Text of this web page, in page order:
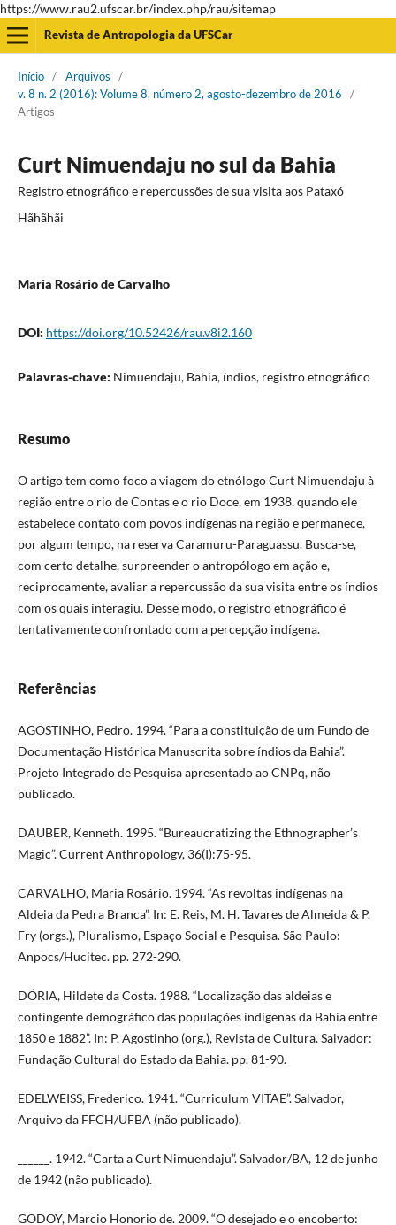
https://www.rau2.ufscar.br/index.php/rau/sitemap
Revista de Antropologia da UFSCar
Início / Arquivos
/
v. 8 n. 2 (2016): Volume 8, número 2, agosto-dezembro de 2016
/
Artigos
Curt Nimuendaju no sul da Bahia
Registro etnográfico e repercussões de sua visita aos Pataxó
Hãhãhãi
Maria Rosário de Carvalho
DOI: https://doi.org/10.52426/rau.v8i2.160
Palavras-chave: Nimuendaju, Bahia, índios, registro etnográfico
Resumo
O artigo tem como foco a viagem do etnólogo Curt Nimuendaju à
região entre o rio de Contas e o rio Doce, em 1938, quando ele
estabelece contato com povos indígenas na região e permanece,
por algum tempo, na reserva Caramuru-Paraguassu. Busca-se,
com certo detalhe, surpreender o antropólogo em ação e,
reciprocamente, avaliar a repercussão da sua visita entre os índios
com os quais interagiu. Desse modo, o registro etnográfico é
tentativamente confrontado com a percepção indígena.
Referências
AGOSTINHO, Pedro. 1994. “Para a constituição de um Fundo de
Documentação Histórica Manuscrita sobre índios da Bahia”.
Projeto Integrado de Pesquisa apresentado ao CNPq, não
publicado.
DAUBER, Kenneth. 1995. “Bureaucratizing the Ethnographer’s
Magic”. Current Anthropology, 36(I):75-95.
CARVALHO, Maria Rosário. 1994. “As revoltas indígenas na
Aldeia da Pedra Branca”. In: E. Reis, M. H. Tavares de Almeida & P.
Fry (orgs.), Pluralismo, Espaço Social e Pesquisa. São Paulo:
Anpocs/Hucitec. pp. 272-290.
DÓRIA, Hildete da Costa. 1988. “Localização das aldeias e
contingente demográfico das populações indígenas da Bahia entre
1850 e 1882”. In: P. Agostinho (org.), Revista de Cultura. Salvador:
Fundação Cultural do Estado da Bahia. pp. 81-90.
EDELWEISS, Frederico. 1941. “Curriculum VITAE”. Salvador,
Arquivo da FFCH/UFBA (não publicado).
______. 1942. “Carta a Curt Nimuendaju”. Salvador/BA, 12 de junho
de 1942 (não publicado).
GODOY, Marcio Honorio de. 2009. “O desejado e o encoberto: